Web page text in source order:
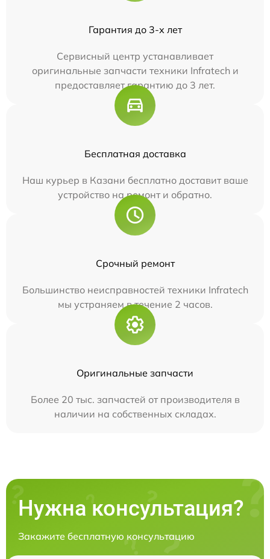
Гарантия до 3-х лет
Сервисный центр устанавливает
оригинальные запчасти техники Infratech и
предоставляет гарантию до 3 лет.
Бесплатная доставка
Наш курьер в Казани бесплатно доставит ваше
устройство на ремонт и обратно.
Срочный ремонт
Большинство неисправностей техники Infratech
мы устраняем в течение 2 часов.
Оригинальные запчасти
Более 20 тыс. запчастей от производителя в
наличии на собственных складах.
Нужна консультация?
Закажите бесплатную консультацию